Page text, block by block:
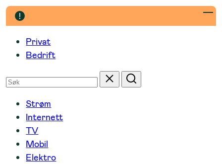
Hopp
til
innholdPrivat
Bedrift
Søk
etter
Tilbakestill
Søk
Strøm
Internett
TV
Mobil
Elektro